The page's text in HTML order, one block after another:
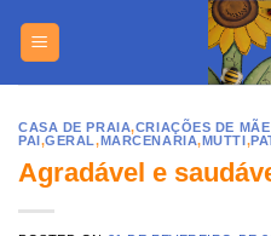
CASA DE PRAIA,CRIAÇÕES DE
PAI,GERAL,MARCENARIA,MUTTI,
Agradável e